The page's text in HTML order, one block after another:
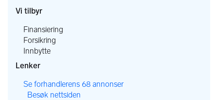
Lenker
Se forhandlerens 68 annonser
Besøk nettsiden
Vi tilbyr
Finansiering
Forsikring
Innbytte